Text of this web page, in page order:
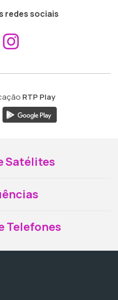
redes sociais
Aceder ao
RTP Play
Satélites
Telefones